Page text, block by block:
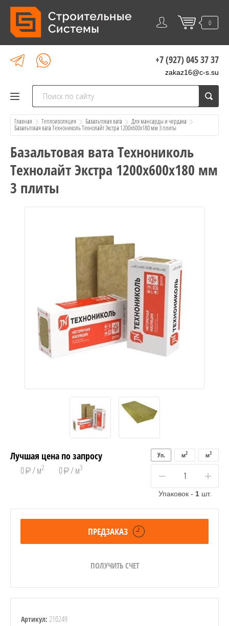
0
+7 (927) 045 37 37
zakaz16@c-s.su
Главная Теплоизоляция Базальтовая вата Для мансарды и чердака
Базальтовая вата Технониколь Технолайт Экстра 1200х600х180 мм 3 плиты
Базальтовая вата Технониколь
Технолайт Экстра 1200х600х180 мм
3 плиты
Лучшая цена по запросу
0
/ м2 0 / м3
Уп. м2 м3
− +
Упаковок - 1 шт.
ПРЕДЗАКАЗ
ПОЛУЧИТЬ СЧЕТ
Артикул: 210249